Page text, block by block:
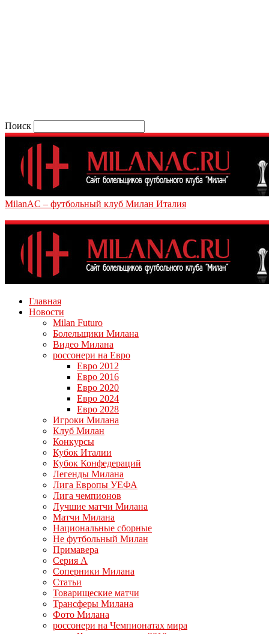
Поиск
MilanAC – футбольный клуб Милан Италия
Главная
Новости
Milan Futuro
Болельщики Милана
Видео Милана
россонери на Евро
Евро 2012
Евро 2016
Евро 2020
Евро 2024
Евро 2028
Игроки Милана
Клуб Милан
Конкурсы
Кубок Италии
Кубок Конфедераций
Легенды Милана
Лига Европы УЕФА
Лига чемпионов
Лучшие матчи Милана
Матчи Милана
Национальные сборные
Не футбольный Милан
Примавера
Серия А
Соперники Милана
Статьи
Товарищеские матчи
Трансферы Милана
Фото Милана
россонери на Чемпионатах мира